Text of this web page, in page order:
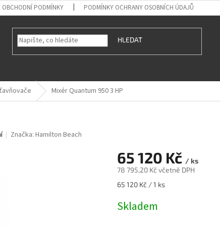
OBCHODNÍ PODMÍNKY PODMÍNKY OCHRANY OSOBNÍCH ÚDAJŮ
HLEDAT
Mixér Quantum 950 3 HP
Značka:Hamilton Beach
65 120 Kč / ks
78 795,20 Kč včetně DPH
Měrná
65 120 Kč / 1 ks
Skladem